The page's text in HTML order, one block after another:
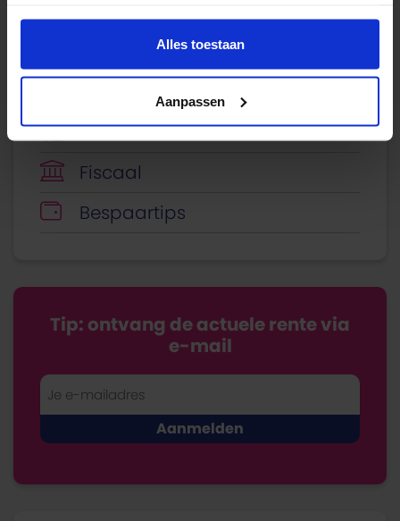
Alles toestaan
Aanpassen
Verzekeren
Economie
Fiscaal
Bespaartips
Tip: ontvang de actuele rente via
e-mail